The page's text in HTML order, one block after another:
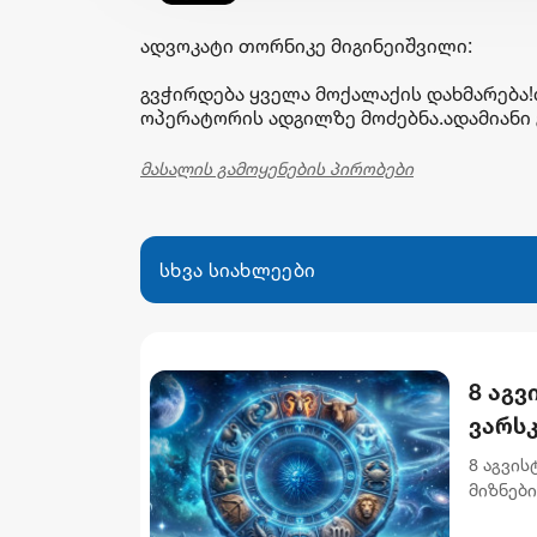
ადვოკატი თორნიკე მიგინეიშვილი:
გვჭირდება ყველა მოქალაქის
ოპერატორის ადგილზე მოძებნა.ადამიანი
მასალის გამოყენების პირობები
სხვა სიახლეები
8
8